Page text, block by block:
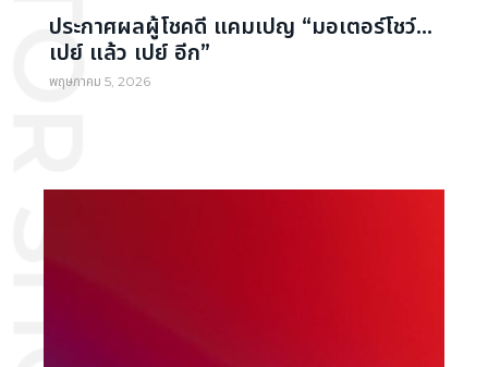
ประกาศผลผู้โชคดี แคมเปญ “มอเตอร์โชว์…
เปย์ แล้ว เปย์ อีก”
พฤษภาคม 5, 2026